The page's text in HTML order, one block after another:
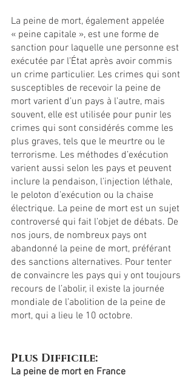
La peine de mort, également appelée
« peine capitale », est une forme de
sanction pour laquelle une personne est
exécutée par l’État après avoir commis
un crime particulier. Les crimes qui sont
susceptibles de recevoir la peine de
mort varient d’un pays à l’autre, mais
souvent, elle est utilisée pour punir les
crimes qui sont considérés comme les
plus graves, tels que le meurtre ou le
terrorisme. Les méthodes d’exécution
varient aussi selon les pays et peuvent
inclure la pendaison, l’injection léthale,
le peloton d’exécution ou la chaise
électrique. La peine de mort est un sujet
controversé qui fait l’objet de débats. De
nos jours, de nombreux pays ont
abandonné la peine de mort, préférant
des sanctions alternatives. Pour tenter
de convaincre les pays qui y ont toujours
recours de l’abolir, il existe la journée
mondiale de l’abolition de la peine de
mort, qui a lieu le 10 octobre.
Plus Difficile:
La peine de mort en France